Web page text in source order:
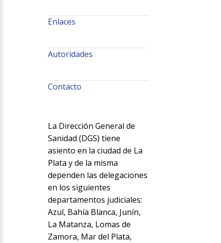
Enlaces
Autoridades
Contacto
La Dirección General de
Sanidad (DGS) tiene
asiento en la ciudad de La
Plata y de la misma
dependen las delegaciones
en los siguientes
departamentos judiciales:
Azul, Bahía Blanca, Junín,
La Matanza, Lomas de
Zamora, Mar del Plata,